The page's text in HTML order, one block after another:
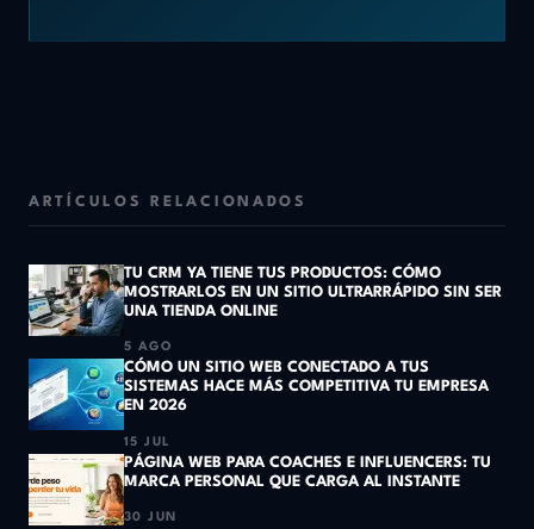
ARTÍCULOS RELACIONADOS
TU CRM YA TIENE TUS PRODUCTOS: CÓMO
MOSTRARLOS EN UN SITIO ULTRARRÁPIDO SIN SER
UNA TIENDA ONLINE
5 AGO
CÓMO UN SITIO WEB CONECTADO A TUS
SISTEMAS HACE MÁS COMPETITIVA TU EMPRESA
EN 2026
15 JUL
PÁGINA WEB PARA COACHES E INFLUENCERS: TU
MARCA PERSONAL QUE CARGA AL INSTANTE
30 JUN